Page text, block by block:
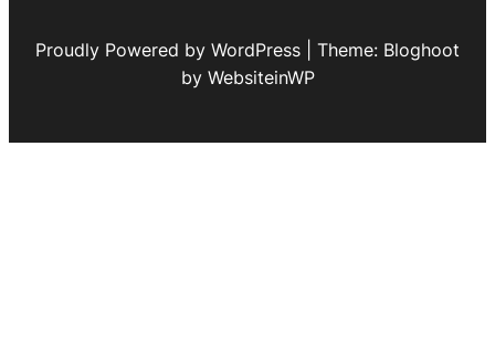
Proudly Powered by WordPress | Theme: Bloghoot
by WebsiteinWP